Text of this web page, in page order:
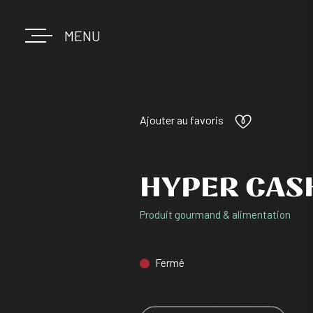
MENU
Ajouter au favoris
HYPER
Produit gourmand & alimentation
Fermé